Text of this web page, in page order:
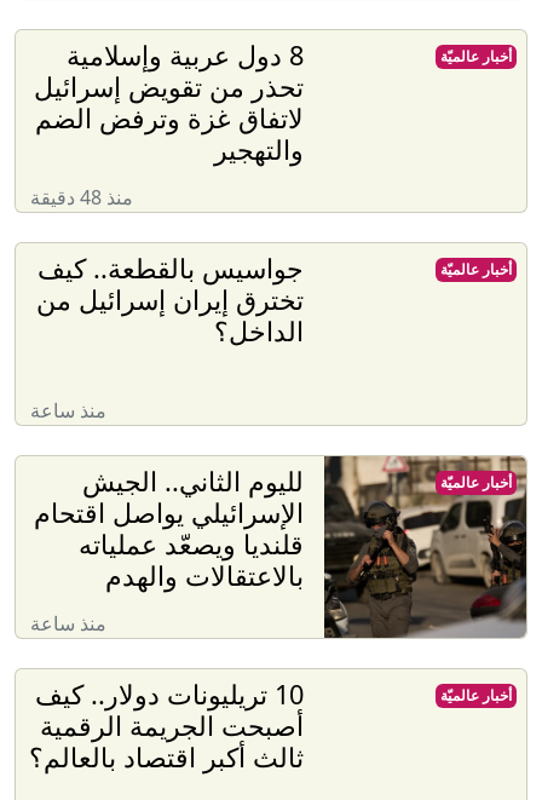
8 دول عربية وإسلامية
تحذر من تقويض إسرائيل
لاتفاق غزة وترفض الضم
والتهجير
منذ 48 دقيقة
أخبار عالميّة
جواسيس بالقطعة.. كيف
تخترق إيران إسرائيل من
الداخل؟
منذ ساعة
أخبار عالميّة
لليوم الثاني.. الجيش
الإسرائيلي يواصل اقتحام
قلنديا ويصعّد عملياته
بالاعتقالات والهدم
منذ ساعة
أخبار عالميّة
10 تريليونات دولار.. كيف
أصبحت الجريمة الرقمية
ثالث أكبر اقتصاد بالعالم؟
أخبار عالميّة